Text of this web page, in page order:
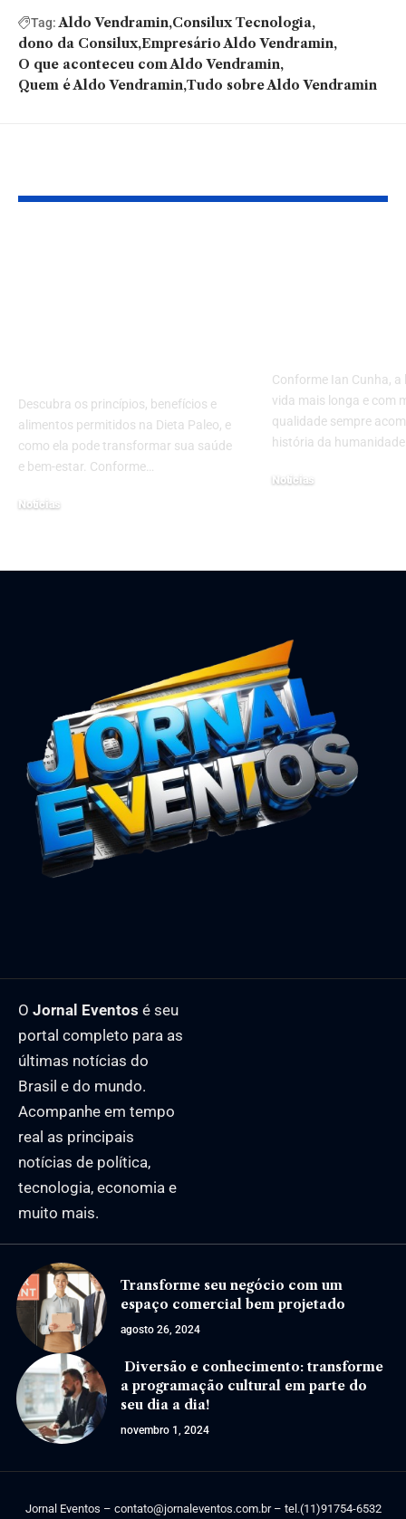
Tag: Aldo Vendramin Consilux Tecnologia
dono da Consilux Empresário Aldo Vendramin
O que aconteceu com Aldo Vendramin
Quem é Aldo Vendramin Tudo sobre Aldo Vendramin
Descubra os princípios, benefícios e
alimentos permitidos na Dieta Paleo, e
como ela pode transformar sua saúde
e bem-estar. Conforme…
Notícias
Conforme Ian Cunha,
vida mais longa e com
qualidade sempre
história da
Notícias
O Jornal Eventos é seu
portal completo para as
últimas notícias do
Brasil e do mundo.
Acompanhe em tempo
real as principais
notícias de política,
tecnologia, economia e
muito mais.
Transforme seu negócio com um
espaço comercial bem projetado
agosto 26, 2024
Diversão e conhecimento: transforme
a programação cultural em parte do
seu dia a dia!
novembro 1, 2024
Jornal Eventos – contato@jornaleventos.com.br– tel.(11)91754-6532